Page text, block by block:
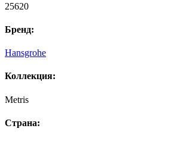
25620
Бренд:
Hansgrohe
Коллекция:
Metris
Страна: